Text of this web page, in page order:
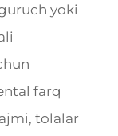
yoki
farq
tolalar